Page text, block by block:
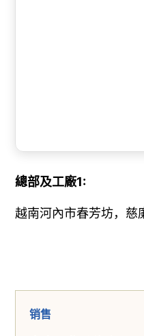
總部及工廠1:
越南河內市春芳坊，慈
销售